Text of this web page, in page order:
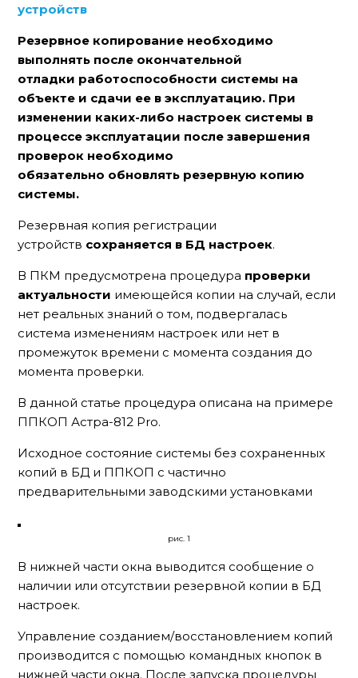
устройств
Резервное копирование необходимо
выполнять после окончательной
отладки работоспособности системы на
объекте и сдачи ее в эксплуатацию. При
изменении каких-либо настроек системы в
процессе эксплуатации после завершения
проверок необходимо
обязательно обновлять резервную копию
системы.
Резервная копия регистрации
устройств сохраняется в БД настроек.
В ПКМ предусмотрена процедура проверки
актуальности имеющейся копии на случай, если
нет реальных знаний о том, подвергалась
система изменениям настроек или нет в
промежуток времени с момента создания до
момента проверки.
В данной статье процедура описана на примере
ППКОП Астра-812 Pro.
Исходное состояние системы без сохраненных
копий в БД и ППКОП с частично
предварительными заводскими установками
рис. 1
В нижней части окна выводится сообщение о
наличии или отсутствии резервной копии в БД
настроек.
Управление созданием/восстановлением копий
производится с помощью командных кнопок в
нижней части окна. После запуска процедуры